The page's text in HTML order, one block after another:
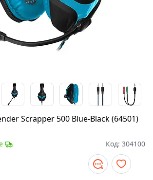
Scrapper 500 Blue-Black (64501)
Код: 304100